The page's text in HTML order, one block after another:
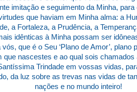
imitação e seguimento da Minha,
que haviam em Minha alma: a
a Fortaleza, a Prudência, a
idênticas à Minha possam ser
que é o Seu ‘Plano de Amor’,
que nascestes e ao qual sois chamados
Trindade em vossas vidas,
da luz sobre as trevas nas vidas de
nações e no mundo inteiro!